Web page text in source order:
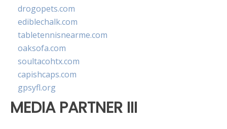
drogopets.com
ediblechalk.com
tabletennisnearme.com
oaksofa.com
soultacohtx.com
capishcaps.com
gpsyfl.org
MEDIA PARTNER III